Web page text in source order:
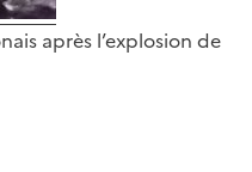
après l’explosion de